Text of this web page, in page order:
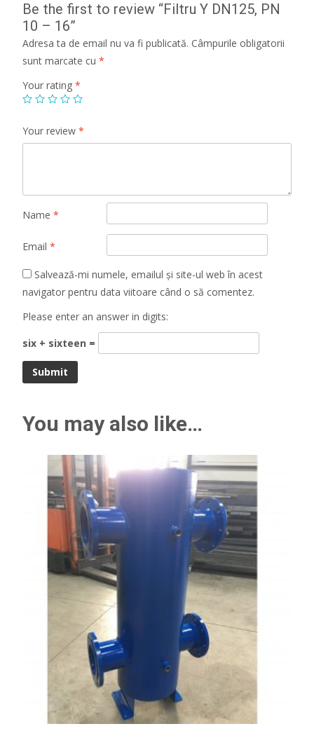
Be the first to review “Filtru Y DN125, PN
10 – 16”
Adresa ta de email nu va fi publicată. Câmpurile obligatorii
sunt marcate cu *
Your rating *
Your review *
Name *
Email *
Salvează-mi numele, emailul și site-ul web în acest
navigator pentru data viitoare când o să comentez.
Please enter an answer in digits:
six + sixteen =
You may also like…